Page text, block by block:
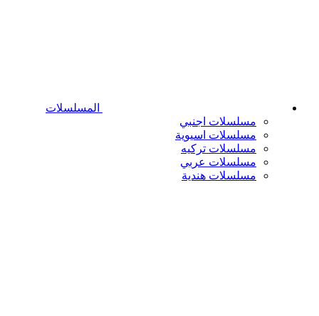
المسلسلات
مسلسلات اجنبي
مسلسلات اسيوية
مسلسلات تركيه
مسلسلات عربي
مسلسلات هندية